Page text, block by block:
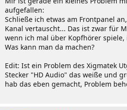
aufgefallen:
Schließe ich etwas am Frontpanel
Kanal vertauscht... Das ist zwar für
wenn ich mal über Kopfhörer
Was kann man da machen?
Edit: Ist ein Problem des Xigmatek
Stecker "HD Audio" das weiße und
hab das eben gemacht, Problem